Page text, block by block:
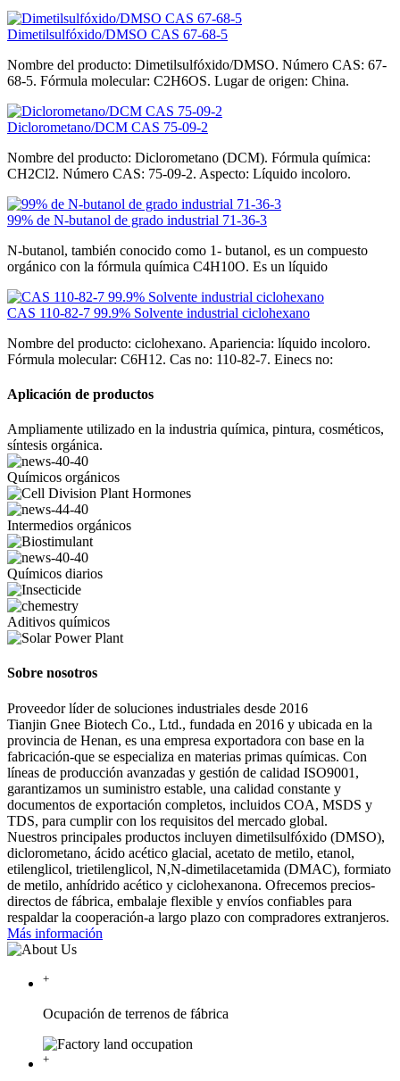
Dimetilsulfóxido/DMSO CAS 67-68-5
Nombre del producto: Dimetilsulfóxido/DMSO. Número CAS: 67-
68-5. Fórmula molecular: C2H6OS. Lugar de origen: China.
Diclorometano/DCM CAS 75-09-2
Nombre del producto: Diclorometano (DCM). Fórmula química:
CH2Cl2. Número CAS: 75-09-2. Aspecto: Líquido incoloro.
99% de N-butanol de grado industrial 71-36-3
N-butanol, también conocido como 1- butanol, es un compuesto
orgánico con la fórmula química C4H10O. Es un líquido
CAS 110-82-7 99.9% Solvente industrial ciclohexano
Nombre del producto: ciclohexano. Apariencia: líquido incoloro.
Fórmula molecular: C6H12. Cas no: 110-82-7. Einecs no:
Aplicación de productos
Ampliamente utilizado en la industria química, pintura, cosméticos,
síntesis orgánica.
Químicos orgánicos
Intermedios orgánicos
Químicos diarios
Aditivos químicos
Sobre nosotros
Proveedor líder de soluciones industriales desde 2016
Tianjin Gnee Biotech Co., Ltd., fundada en 2016 y ubicada en la
provincia de Henan, es una empresa exportadora con base en la
fabricación-que se especializa en materias primas químicas. Con
líneas de producción avanzadas y gestión de calidad ISO9001,
garantizamos un suministro estable, una calidad constante y
documentos de exportación completos, incluidos COA, MSDS y
TDS, para cumplir con los requisitos del mercado global.
Nuestros principales productos incluyen dimetilsulfóxido (DMSO),
diclorometano, ácido acético glacial, acetato de metilo, etanol,
etilenglicol, trietilenglicol, N,N-dimetilacetamida (DMAC), formiato
de metilo, anhídrido acético y ciclohexanona. Ofrecemos precios-
directos de fábrica, embalaje flexible y envíos confiables para
respaldar la cooperación-a largo plazo con compradores extranjeros.
Más información
+
Ocupación de terrenos de fábrica
+